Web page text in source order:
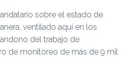
sobre el estado de
ventilado aquí en los
del trabajo de
de monitoreo de más de 9 mil